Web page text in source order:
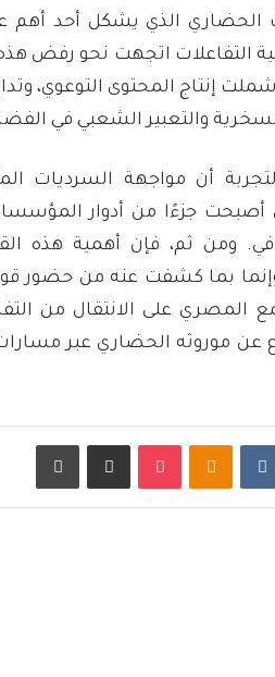
الحضاري الذي يشكل أحد أهم
التفاعلات اتجهت نحو رفض
إنتاج المحتوى التوعوي،
والتعبير الشعبي في
أن مواجهة السرديات
أصبحت جزءًا من أدوار
ومن ثم، فإن أهمية هذه
وإنما بما كشفت عنه من حضور
المصري على الانتقال من
عن موروثه الحضاري عبر
Odnoklassniki
‫Pocket مشاركة عبر البريد طباعة